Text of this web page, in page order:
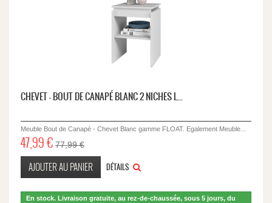
CHEVET - BOUT DE CANAPÉ BLANC 2 NICHES L...
Meuble Bout de Canapé - Chevet Blanc gamme FLOAT. Egalement Meuble...
47,99 € 77,99 €
AJOUTER AU PANIER DÉTAILS
En stock. Livraison gratuite, au rez-de-chaussée, sous 5 jours, du